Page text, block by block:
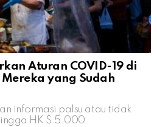
Aturan COVID-19 di
Mereka yang Sudah
informasi palsu atau tidak
HK $ 5.000.